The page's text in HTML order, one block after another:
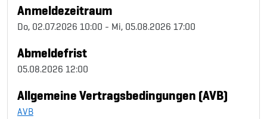
Anmeldezeitraum
Do, 02.07.2026 10:00 - Mi, 05.08.2026 17:00
Abmeldefrist
05.08.2026 12:00
Allgemeine Vertragsbedingungen (AVB)
AVB